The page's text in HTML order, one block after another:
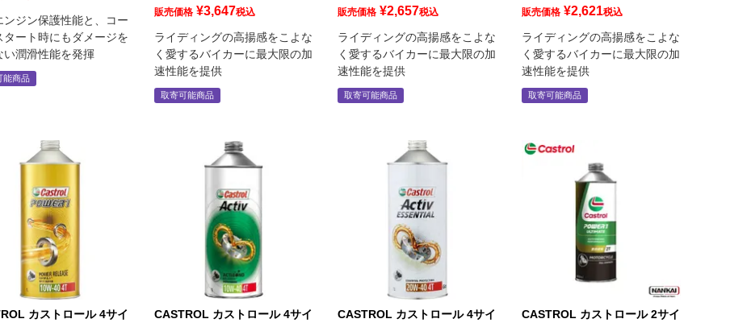
ンジン保護性能と、コー
タート時にもダメージを
い潤滑性能を発揮
能商品
販売価格 ¥3,647税込
ライディングの高揚感をこよな
く愛するバイカーに最大限の加
速性能を提供
取寄可能商品
販売価格 ¥2,657税込
ライディングの高揚感をこよな
く愛するバイカーに最大限の加
速性能を提供
取寄可能商品
販売価格 ¥2,621税込
ライディングの高揚感をこよな
く愛するバイカーに最大限の加
速性能を提供
取寄可能商品
カストロール 4サイ
CASTROL カストロール 4サイ
CASTROL カストロール 4サイ
CASTROL カストロール 2サイ